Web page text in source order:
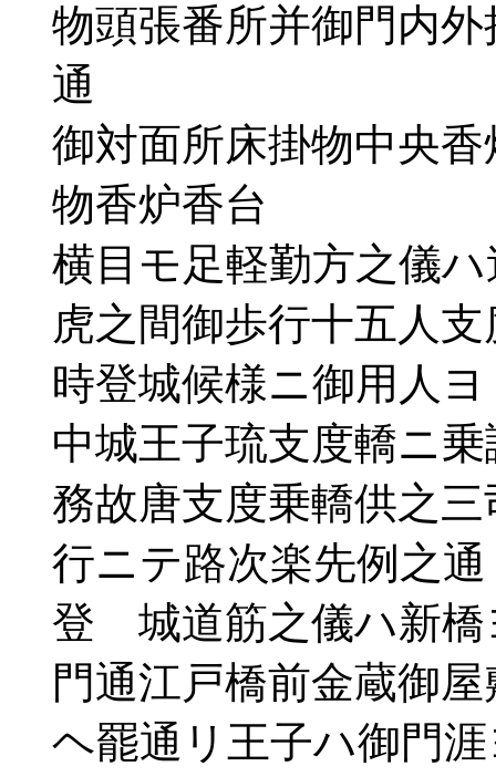
物頭張番所并御門内外
通
御対面所床掛物中央香
物香炉香台
横目モ足軽勤方之儀ハ
虎之間御歩行十五人支
時登城候様ニ御用人ヨ
中城王子琉支度轎ニ乗
務故唐支度乗轎供之三
行ニテ路次楽先例之通
登 城道筋之儀ハ新橋
門通江戸橋前金蔵御屋
ヘ罷通リ王子ハ御門